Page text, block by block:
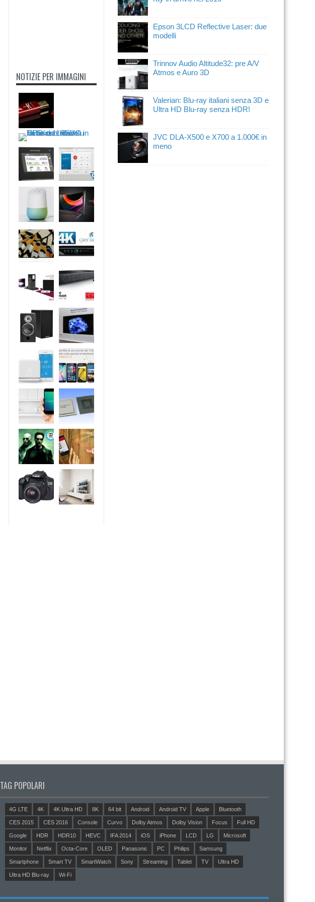
NOTIZIE PER IMMAGINI
Epson 3LCD Reflective Laser: due
modelli
Trinnov Audio Altitude32: pre A/V
Atmos e Auro 3D
Valerian: Blu-ray italiani senza 3D e
Ultra HD Blu-ray senza HDR!
JVC DLA-X500 e X700 a 1.000€ in
meno
TAG POPOLARI
4G LTE 4K 4K Ultra HD 8K 64 bit Android Android TV Apple Bluetooth
CES 2015 CES 2016 Console Curvo Dolby Atmos Dolby Vision Focus Full HD
Google HDR HDR10 HEVC IFA 2014 iOS iPhone LCD LG Microsoft
Monitor Netflix Octa-Core OLED Panasonic PC Philips Samsung
Smartphone Smart TV SmartWatch Sony Streaming Tablet TV Ultra HD
Ultra HD Blu-ray Wi-Fi